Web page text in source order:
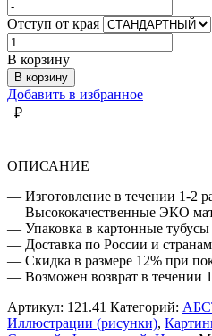
Отступ от края
Количество
товара
ФИОЛЕТОВЫЕ
ЦВЕТЫ
РИСУНОК
В корзину
В корзину
Добавить в избранное
₽
ОПИСАНИЕ
— Изготовление в течении 1-2
— Высококачественные ЭКО
— Упаковка в картонные тубусы
— Доставка по России и
— Скидка в размере 12% при
— Возможен возврат в течении
Артикул: 121.41 Категорий:
Иллюстрации (рисунки),